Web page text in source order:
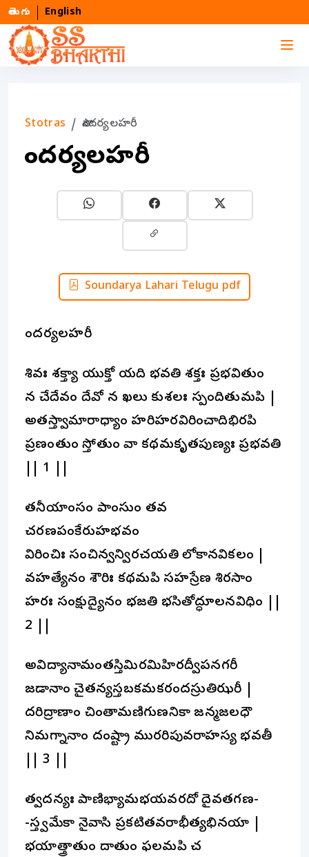
తెలుగు English
Stotras సౌందర్యలహరీ
సౌందర్యలహరీ
Soundarya Lahari Telugu pdf
సౌందర్యలహరీ
శివః శక్త్యా యుక్తో యది భవతి శక్తః ప్రభవితుం
న చేదేవం దేవో న ఖలు కుశలః స్పందితుమపి |
అతస్త్వామారాధ్యాం హరిహరవిరించాదిభిరపి
ప్రణంతుం స్తోతుం వా కథమకృతపుణ్యః ప్రభవతి
|| 1 ||
తనీయాంసం పాంసుం తవ
చరణపంకేరుహభవం
విరించిః సంచిన్వన్విరచయతి లోకానవికలం |
వహత్యేనం శౌరిః కథమపి సహస్రేణ శిరసాం
హరః సంక్షుద్యైనం భజతి భసితోద్ధూలనవిధిం ||
2 ||
అవిద్యానామంతస్తిమిరమిహిరద్వీపనగరీ
జడానాం చైతన్యస్తబకమకరందస్రుతిఝరీ |
దరిద్రాణాం చింతామణిగుణనికా జన్మజలధౌ
నిమగ్నానాం దంష్ట్రా మురరిపువరాహస్య భవతీ
|| 3 ||
త్వదన్యః పాణిభ్యామభయవరదో దైవతగణ-
-స్త్వమేకా నైవాసి ప్రకటితవరాభీత్యభినయా |
భయాత్త్రాతుం దాతుం ఫలమపి చ